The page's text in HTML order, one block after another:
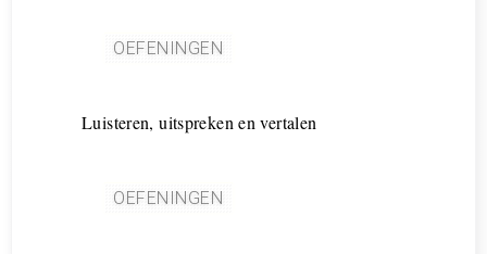
OEFENINGEN
Luisteren, uitspreken en vertalen
OEFENINGEN